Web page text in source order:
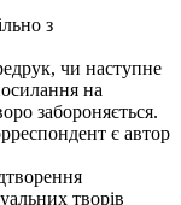
з
чи наступне
на
забороняється.
є автор
творів